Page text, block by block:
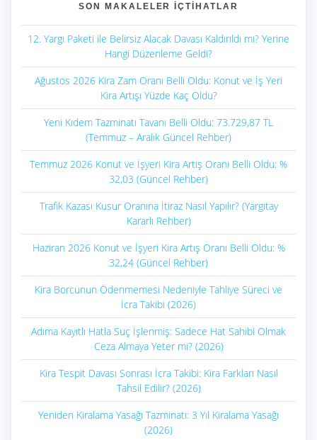
SON MAKALELER İÇTIHATLAR
12. Yargı Paketi ile Belirsiz Alacak Davası Kaldırıldı mı? Yerine
Hangi Düzenleme Geldi?
Ağustos 2026 Kira Zam Oranı Belli Oldu: Konut ve İş Yeri
Kira Artışı Yüzde Kaç Oldu?
Yeni Kıdem Tazminatı Tavanı Belli Oldu: 73.729,87 TL
(Temmuz – Aralık Güncel Rehber)
Temmuz 2026 Konut ve İşyeri Kira Artış Oranı Belli Oldu: %
32,03 (Güncel Rehber)
Trafik Kazası Kusur Oranına İtiraz Nasıl Yapılır? (Yargıtay
Kararlı Rehber)
Haziran 2026 Konut ve İşyeri Kira Artış Oranı Belli Oldu: %
32,24 (Güncel Rehber)
Kira Borcunun Ödenmemesi Nedeniyle Tahliye Süreci ve
İcra Takibi (2026)
Adıma Kayıtlı Hatla Suç İşlenmiş: Sadece Hat Sahibi Olmak
Ceza Almaya Yeter mi? (2026)
Kira Tespit Davası Sonrası İcra Takibi: Kira Farkları Nasıl
Tahsil Edilir? (2026)
Yeniden Kiralama Yasağı Tazminatı: 3 Yıl Kiralama Yasağı
(2026)